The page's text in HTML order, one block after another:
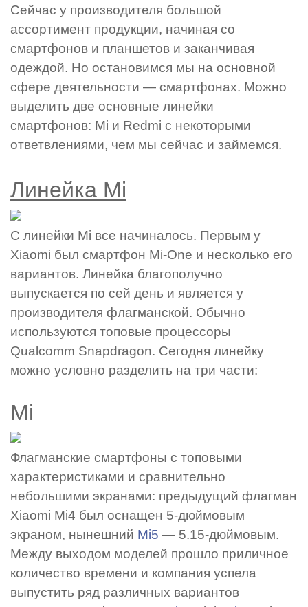
Сейчас у производителя большой
ассортимент продукции, начиная со
смартфонов и планшетов и заканчивая
одеждой. Но остановимся мы на основной
сфере деятельности — смартфонах. Можно
выделить две основные линейки
смартфонов: Mi и Redmi с некоторыми
ответвлениями, чем мы сейчас и займемся.
Линейка Mi
С линейки Mi все начиналось. Первым у
Xiaomi был смартфон Mi-One и несколько его
вариантов. Линейка благополучно
выпускается по сей день и является у
производителя флагманской. Обычно
используются топовые процессоры
Qualcomm Snapdragon. Сегодня линейку
можно условно разделить на три части:
Mi
Флагманские смартфоны с топовыми
характеристиками и сравнительно
небольшими экранами: предыдущий флагман
Xiaomi Mi4 был оснащен 5-дюймовым
экраном, нынешний Mi5 — 5.15-дюймовым.
Между выходом моделей прошло приличное
количество времени и компания успела
выпустить ряд различных вариантов